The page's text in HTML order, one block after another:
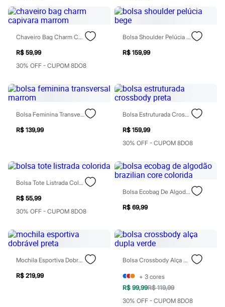
Mascavo
Niina Secrets
Océane
Payot
Real Techniques
Vizzela
Perfumes
Perfumes femininos
Perfumes infantis
Perfumes masculinos
Todos os produtos
Mindse7
Novidades
Casacos e Jaquetas
Jeans
Saias
T-shirt
Vestidos
Acessórios
Calçados
Guarda-roupa
Plus size
Special Basics
Calçados
Chaveiro Bag Charm Capivara Marrom
R$ 59,99
30% OFF - CUPOM 8DO8
Bolsa Shoulder Pelúcia Bege
R$ 159,99
Bolsa Feminina Transversal Marrom
R$ 139,99
Bolsa Estruturada Crossbody Preta
R$ 159,99
30% OFF - CUPOM 8DO8
Bolsa Tote Listrada Colorida
R$ 55,99
30% OFF - CUPOM 8DO8
Bolsa Ecobag De Algodão Brazilian Core Colorida
R$ 69,99
Mochila Esportiva Dobrável Preta
R$ 219,99
Bolsa Crossbody Alça Dupla Verde
+ 3 cores
R$ 99,99R$ 119,99
30% OFF - CUPOM 8DO8